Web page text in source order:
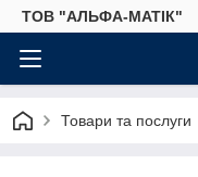
ТОВ "АЛЬФА-МАТІК"
Товари та послуги